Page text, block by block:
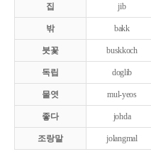
집 jib
밖 bakk
붓꽃 buskkoch
독립 doglib
물엿 mul-yeos
좋다 johda
조랑말 jolangmal